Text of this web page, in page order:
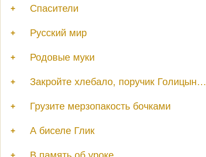
Спасители
Русский мир
Родовые муки
Закройте хлебало, поручик Голицын…
Грузите мерзопакость бочками
А биселе Глик